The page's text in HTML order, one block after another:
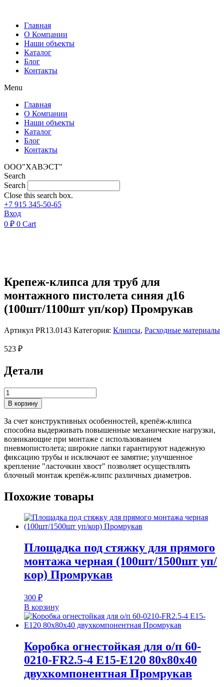
содержимому
Главная
О Компании
Наши объекты
Каталог
Блог
Контакты
Menu
Главная
О Компании
Наши объекты
Каталог
Блог
Контакты
ООО"ХАВЭСТ"
Search
Search
Close this search box.
+7 915 345-50-65
Вход
0 ₽ 0 Cart
Крепеж-клипса для труб для
монтажного пистолета синяя д16
(100шт/1100шт уп/кор) Промрукав
Артикул PR13.0143 Категория: Клипсы, Расходные материалы
523 ₽
Детали
Количество
товара
Крепеж-
клипса
для
труб
для
монтажного
пистолета
синяя
(100шт/1100шт
уп/
Промрукав
В корзину
За счет конструктивных особенностей, крепёж-клипса
способна выдерживать повышенные механические нагрузки,
возникающие при монтаже с использованием
пневмопистолета; широкие лапки гарантируют надежную
фиксацию трубы и исключают ее замятие; улучшенное
крепление "ласточкин хвост" позволяет осуществлять
блочный монтаж крепёж-клипс различных диаметров.
Похожие товары
Площадка под стяжку для прямого
монтажа черная (100шт/1500шт уп/
кор) Промрукав
300 ₽
В корзину
Коробка огнестойкая для о/п 60-
0210-FR2.5-4 Е15-Е120 80х80х40
двухкомпонентная Промрукав